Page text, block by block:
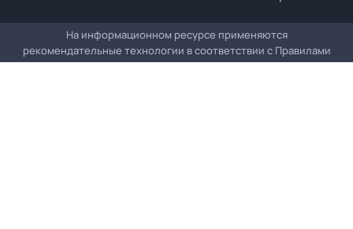
На информационном ресурсе применяются
рекомендательные технологии в соответствии с Правилами